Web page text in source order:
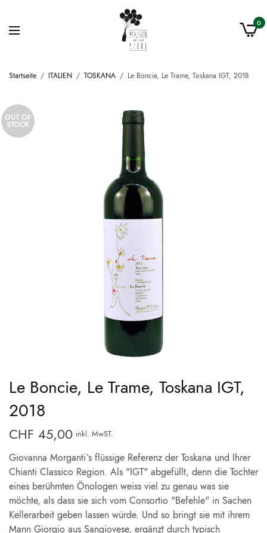
0
Startseite / ITALIEN / TOSKANA / Le Boncie, Le Trame, Toskana IGT, 2018
OUT OF
STOCK
Le Boncie, Le Trame, Toskana IGT,
2018
CHF 45,00 inkl. MwST.
Giovanna Morganti`s flüssige Referenz der Toskana und Ihrer
Chianti Classico Region. Als "IGT" abgefüllt, denn die Tochter
eines berühmten Önologen weiss viel zu genau was sie
möchte, als dass sie sich vom Consortio "Befehle" in Sachen
Kellerarbeit geben lassen würde. Und so bringt sie mit ihrem
Mann Giorgio aus Sangiovese, ergänzt durch typisch